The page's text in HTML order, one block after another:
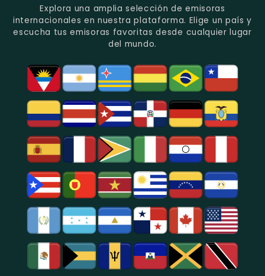
Recuerdo
En
Quito.
Los
Deportes
En
Guayaquil.
Folclore
En
Azogues.
Explora una amplia selección de emisoras
internacionales en nuestra plataforma. Elige un país y
escucha tus emisoras favoritas desde cualquier lugar
del mundo.